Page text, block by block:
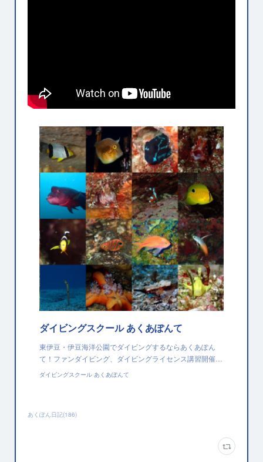
ダイビングスクール あくあぽんて
東伊豆・伊豆海洋公園でダイビングするならあくあぽん
て！ファンダイビング、ダイビングライセンス講習開催…
ダイビングスクール あくあぽんて
あくぽん日記(186)